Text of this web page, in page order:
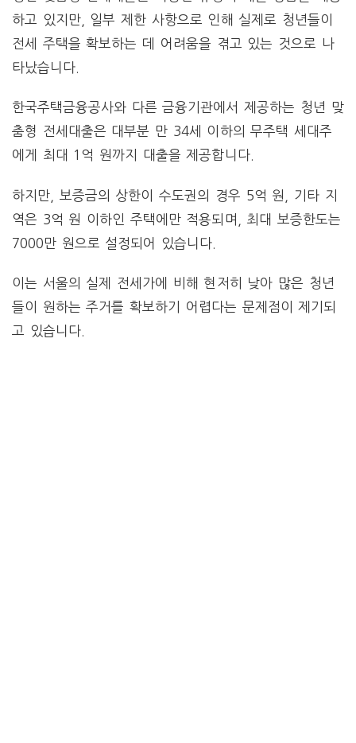
하고 있지만, 일부 제한 사항으로 인해 실제로 청년들이
전세 주택을 확보하는 데 어려움을 겪고 있는 것으로 나
타났습니다.
한국주택금융공사와 다른 금융기관에서 제공하는 청년 맞
춤형 전세대출은 대부분 만 34세 이하의 무주택 세대주
에게 최대 1억 원까지 대출을 제공합니다.
하지만, 보증금의 상한이 수도권의 경우 5억 원, 기타 지
역은 3억 원 이하인 주택에만 적용되며, 최대 보증한도는
7000만 원으로 설정되어 있습니다.
이는 서울의 실제 전세가에 비해 현저히 낮아 많은 청년
들이 원하는 주거를 확보하기 어렵다는 문제점이 제기되
고 있습니다.